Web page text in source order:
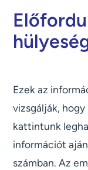
Ezek az
vizsgálják,
kattintunk
információt
számban. Az